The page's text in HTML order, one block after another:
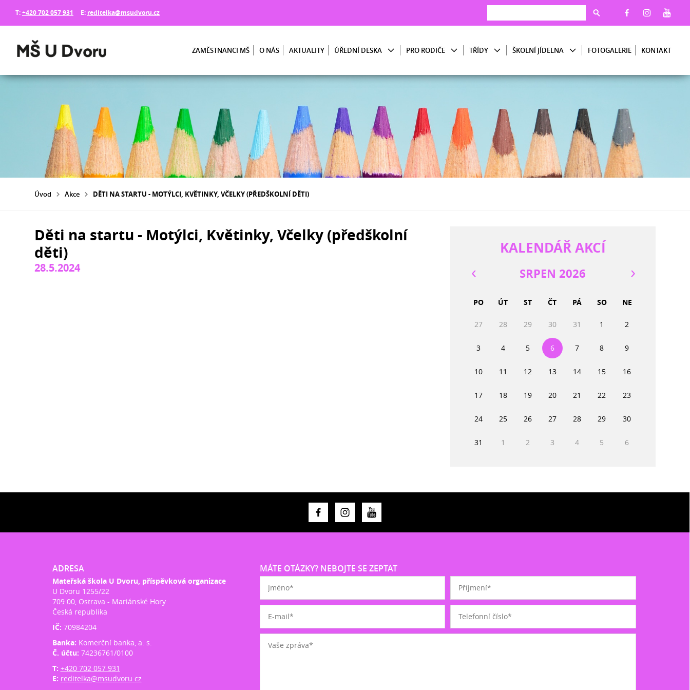
T:+420 702 057 931 E: reditelka@msudvoru.cz
ZAMĚSTNANCI MŠ O NÁS AKTUALITY ÚŘEDNÍ DESKA PRO RODIČE TŘÍDY ŠKOLNÍ JÍDELNA FOTOGALERIE KONTAKT
Úvod Akce DĚTI NA STARTU - MOTÝLCI, KVĚTINKY, VČELKY (PŘEDŠKOLNÍ DĚTI)
Děti na startu - Motýlci, Květinky, Včelky (předškolní
děti)
28.5.2024
KALENDÁŘ AKCÍ
SRPEN 2026
PO ÚT ST ČT PÁ SO NE
27 28 29 30 31 1 2
3 4 5 6 7 8 9
10 11 12 13 14 15 16
17 18 19 20 21 22 23
24 25 26 27 28 29 30
31 1 2 3 4 5 6
ADRESA
Mateřská škola U Dvoru, příspěvková organizace
U Dvoru 1255/22
709 00, Ostrava - Mariánské Hory
Česká republika
IČ: 70984204
Banka: Komerční banka, a. s.
Č. účtu: 74236761/0100
T: +420 702 057 931
E: reditelka@msudvoru.cz
MÁTE OTÁZKY? NEBOJTE SE ZEPTAT